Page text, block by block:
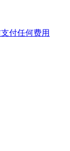
付任何费用